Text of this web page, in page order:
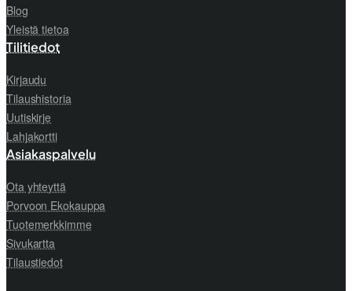
Blog
Yleistä tietoa
Tilitiedot
Kirjaudu
Tilaushistoria
Uutiskirje
Lahjakortti
Asiakaspalvelu
Ota yhteyttä
Porvoon Ekokauppa
Tuotemerkkimme
Sivukartta
Tilaustiedot